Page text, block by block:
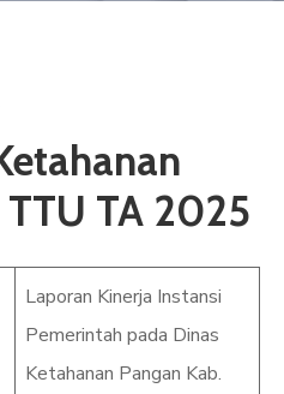
TA 2025
Laporan Kinerja Instansi
Pemerintah pada Dinas
Ketahanan Pangan Kab.